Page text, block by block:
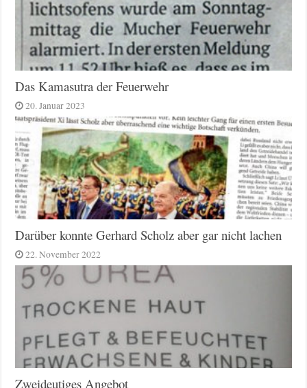
Das Kamasutra der Feuerwehr
20. Januar 2023
Darüber konnte Gerhard Scholz aber gar nicht lachen
22. November 2022
Zweideutiges Angebot